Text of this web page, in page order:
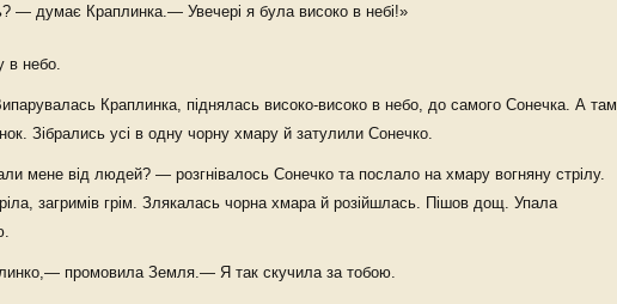
— думає Краплинка.— Увечері я була високо в небі!»
в небо.
Краплинка, піднялась високо-високо в небо, до самого Сонечка. А там
Зібрались усі в одну чорну хмару й затулили Сонечко.
мене від людей? — розгнівалось Сонечко та послало на хмару вогняну стрілу.
загримів грім. Злякалась чорна хмара й розійшлась. Пішов дощ. Упала
промовила Земля.— Я так скучила за тобою.